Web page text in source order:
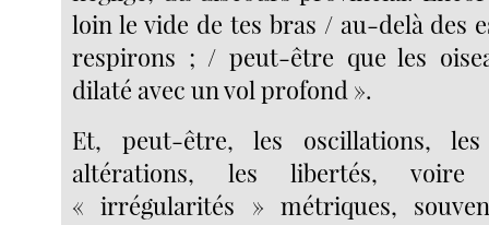
loin le vide de tes bras / au-delà des
respirons ; / peut-être que les
dilaté avec un vol profond ».
Et, peut-être, les oscillations, les
altérations, les libertés, voire
« irrégularités » métriques,